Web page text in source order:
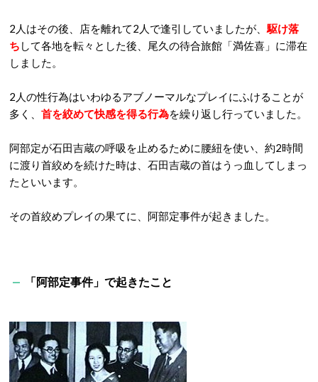
2人はその後、店を離れて2人で逢引していましたが、 駆け落
ち して各地を転々とした後、尾久の待合旅館「満佐喜」に滞在
しました。
2人の性行為はいわゆるアブノーマルなプレイにふけることが
多く、 首を絞めて快感を得る行為を繰り返し行っていました。
阿部定が石田吉蔵の呼吸を止めるために腰紐を使い、約2時間
に渡り首絞めを続けた時は、石田吉蔵の首はうっ血してしまっ
たといいます。
その首絞めプレイの果てに、阿部定事件が起きました。
「阿部定事件」で起きたこと